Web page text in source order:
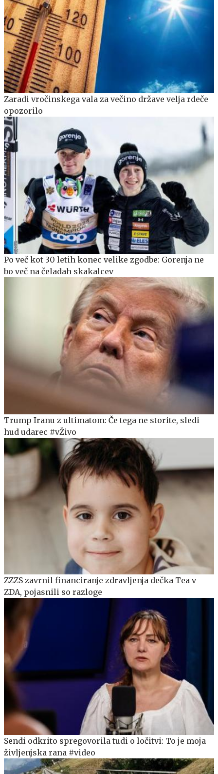
Zaradi vročinskega vala za večino države velja rdeče
opozorilo
Po več kot 30 letih konec velike zgodbe: Gorenja ne
bo več na čeladah skakalcev
Trump Iranu z ultimatom: Če tega ne storite, sledi
hud udarec #vŽivo
ZZZS zavrnil financiranje zdravljenja dečka Tea v
ZDA, pojasnili so razloge
Sendi odkrito spregovorila tudi o ločitvi: To je moja
življenjska rana #video